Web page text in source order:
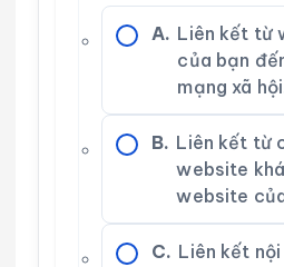
A. Liên kết từ
của bạn
mạng xã
B. Liên kết từ
website
website
C. Liên kết